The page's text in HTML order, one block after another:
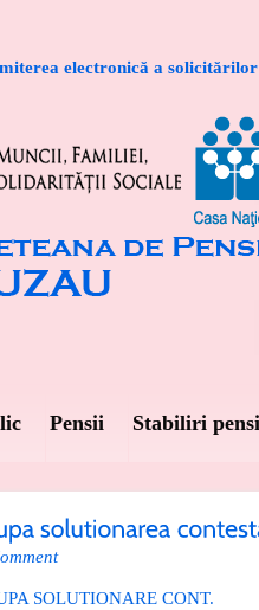
electronică a solicitărilor
Pensii Stabiliri
SOLUTIONARE CONT.